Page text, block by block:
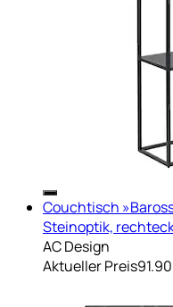
Couchtisch
Steinoptik,
AC Design
Aktueller Preis